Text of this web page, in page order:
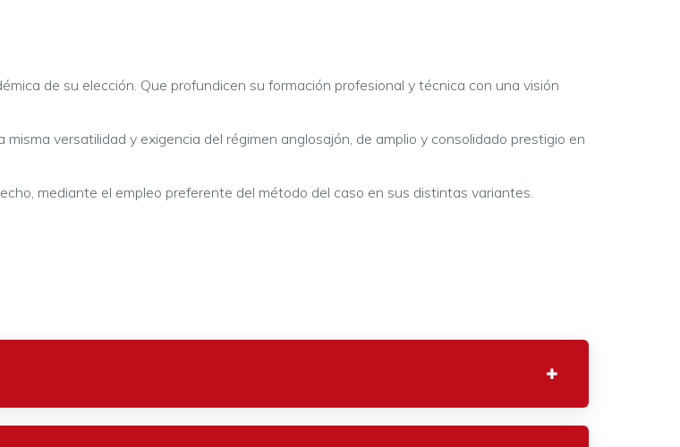
de su elección. Que profundicen su formación profesional y técnica con una visión
versatilidad y exigencia del régimen anglosajón, de amplio y consolidado prestigio en
mediante el empleo preferente del método del caso en sus distintas variantes.